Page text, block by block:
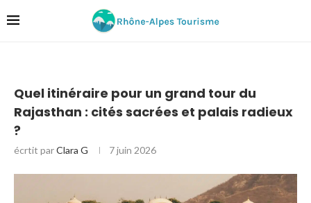
Quel itinéraire pour un grand tour du
Rajasthan : cités sacrées et palais radieux
?
écrtit parClara G 7 juin 2026